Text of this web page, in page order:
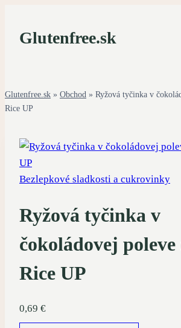
content
Glutenfree.sk
Glutenfree.sk » Obchod » Ryžová tyčinka v
Rice UP
Bezlepkové sladkosti a cukrovinky
Ryžová tyčinka v
čokoládovej poleve
Rice UP
0,69 €